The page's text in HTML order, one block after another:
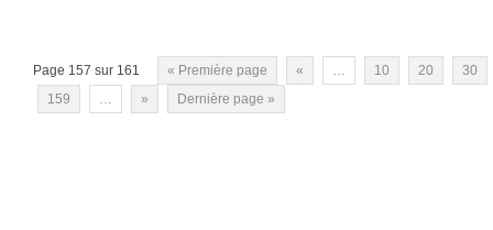
Page 157 sur 161 « Première page « … 10 20
30
159
… » Dernière page »